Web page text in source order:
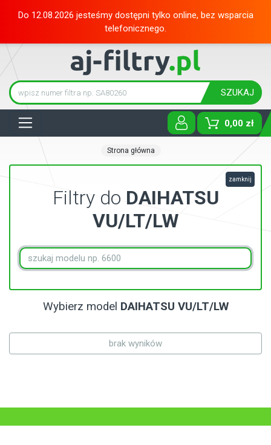
Do 12.08.2026 jesteśmy dostępni tylko online, bez wsparcia
telefonicznego.
SZUKAJ
0,00 zł
Strona główna
Filtry do DAIHATSU
VU/LT/LW
zamknij
Wybierz model DAIHATSU VU/LT/LW
brak wyników